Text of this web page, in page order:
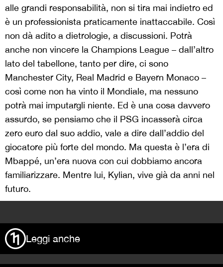
alle grandi responsabilità, non si tira mai indietro ed
è un professionista praticamente inattaccabile. Così
non dà adito a dietrologie, a discussioni. Potrà
anche non vincere la Champions League – dall’altro
lato del tabellone, tanto per dire, ci sono
Manchester City, Real Madrid e Bayern Monaco –
così come non ha vinto il Mondiale, ma nessuno
potrà mai imputargli niente. Ed è una cosa davvero
assurdo, se pensiamo che il PSG incasserà circa
zero euro dal suo addio, vale a dire dall’addio del
giocatore più forte del mondo. Ma questa è l’era di
Mbappé, un’era nuova con cui dobbiamo ancora
familiarizzare. Mentre lui, Kylian, vive già da anni nel
futuro.
Leggi anche